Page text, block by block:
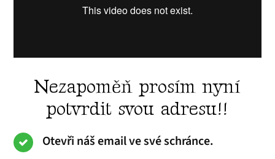
Nezapoměň prosím nyní
potvrdit svou adresu!!
Otevři náš email ve své schránce.